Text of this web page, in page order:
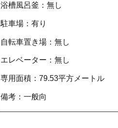
浴槽風呂釜：無し
駐車場：有り
自転車置き場：無し
エレベーター：無し
専用面積：79.53平方メートル
備考：一般向